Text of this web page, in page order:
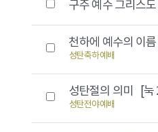
구주 예수 그리스
천하에 예수의 이
성탄축하예배
성탄절의 의미 [눅
성탄전야예배